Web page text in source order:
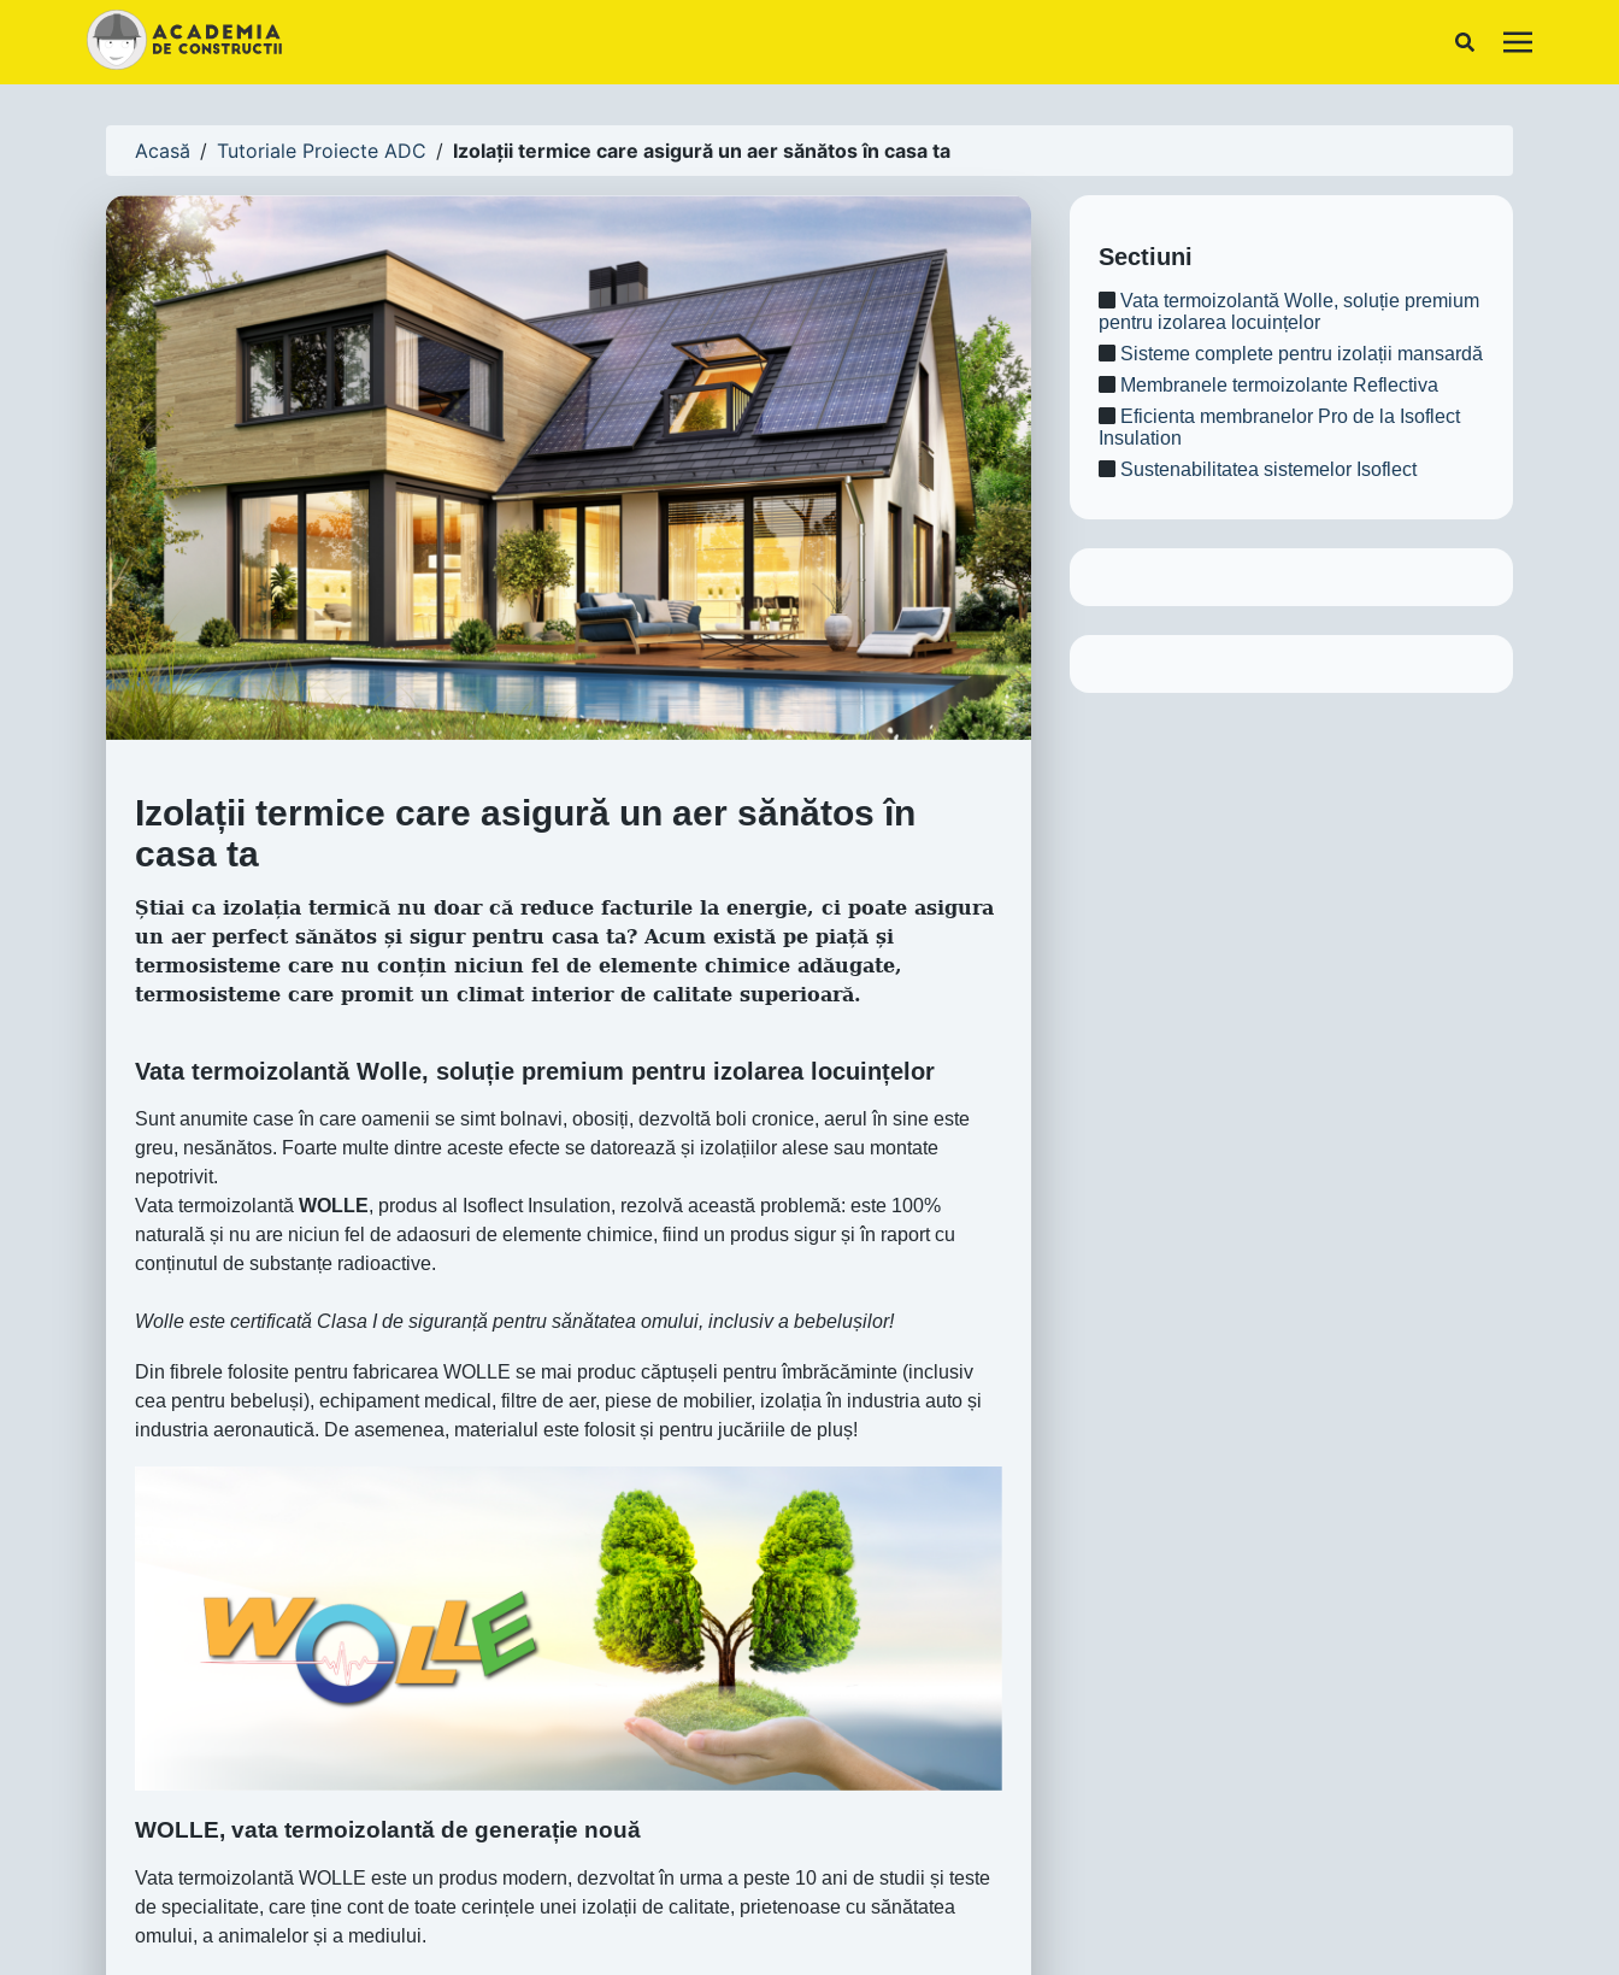
!-- Canonical URL -->
Acasă / Tutoriale Proiecte ADC / Izolații termice care asigură un aer sănătos în casa ta
Izolații termice care asigură un aer sănătos în
casa ta
Știai ca izolația termică nu doar că reduce facturile la energie, ci poate asigura
un aer perfect sănătos și sigur pentru casa ta? Acum există pe piață și
termosisteme care nu conțin niciun fel de elemente chimice adăugate,
termosisteme care promit un climat interior de calitate superioară.
Vata termoizolantă Wolle, soluție premium pentru izolarea locuințelor
Sunt anumite case în care oamenii se simt bolnavi, obosiți, dezvoltă boli cronice, aerul în sine este
greu, nesănătos. Foarte multe dintre aceste efecte se datorează și izolațiilor alese sau montate
nepotrivit.
Vata termoizolantă WOLLE, produs al Isoflect Insulation, rezolvă această problemă: este 100%
naturală și nu are niciun fel de adaosuri de elemente chimice, fiind un produs sigur și în raport cu
conținutul de substanțe radioactive.
Wolle este certificată Clasa I de siguranță pentru sănătatea omului, inclusiv a bebelușilor!
Din fibrele folosite pentru fabricarea WOLLE se mai produc căptușeli pentru îmbrăcăminte (inclusiv
cea pentru bebeluși), echipament medical, filtre de aer, piese de mobilier, izolația în industria auto și
industria aeronautică. De asemenea, materialul este folosit și pentru jucăriile de pluș!
WOLLE, vata termoizolantă de generație nouă
Vata termoizolantă WOLLE este un produs modern, dezvoltat în urma a peste 10 ani de studii și teste
de specialitate, care ține cont de toate cerințele unei izolații de calitate, prietenoase cu sănătatea
omului, a animalelor și a mediului.
Sectiuni
Vata termoizolantă Wolle, soluție premium
pentru izolarea locuințelor
Sisteme complete pentru izolații mansardă
Membranele termoizolante Reflectiva
Eficienta membranelor Pro de la Isoflect
Insulation
Sustenabilitatea sistemelor Isoflect